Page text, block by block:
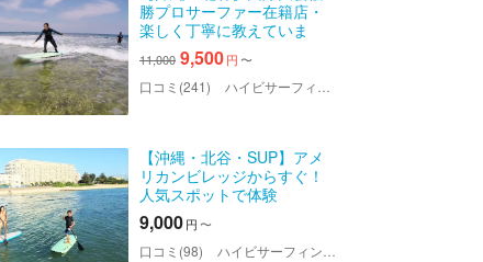
勝プロサーファー在籍店・
楽しく丁寧に教えていま
す！未経験者歓迎、体験サ
ーフィン※写真付き
11,000 9,500円 〜
口コミ(241) ハイビサーフィンスクール
【沖縄・北谷・SUP】アメ
リカンビレッジからすぐ！
人気スポットで体験
SUP（写真付）
9,000円 〜
口コミ(98) ハイビサーフィンスクール